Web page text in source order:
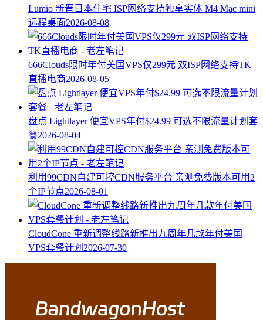
Lumio 新晋日本住宅 ISP网络支持独享实体 M4 Mac mini
远程桌面2026-08-08
666Clouds限时年付美国VPS仅299元 双ISP网络支持TK
直播电商2026-08-05
盘点 Lightlayer 便宜VPS年付$24.99 可选不限流量计划套
餐2026-08-04
利用99CDN自建可控CDN服务平台 亲测免费版本可用2
个IP节点2026-08-01
CloudCone 重新调整线路新推出九周年几款年付美国
VPS套餐计划 2026-07-30